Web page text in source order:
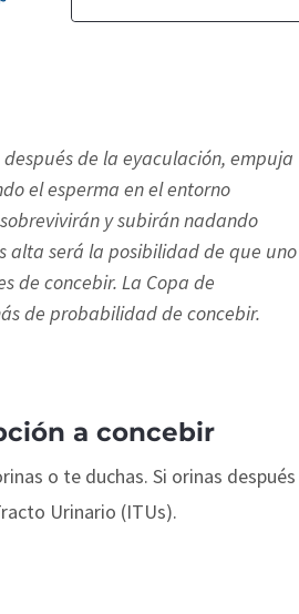
después de la eyaculación, empuja
el esperma en el entorno
y subirán nadando
alta será la posibilidad de que uno
de concebir. La Copa de
de probabilidad de concebir.
a concebir
o te duchas. Si orinas después
Urinario (ITUs).